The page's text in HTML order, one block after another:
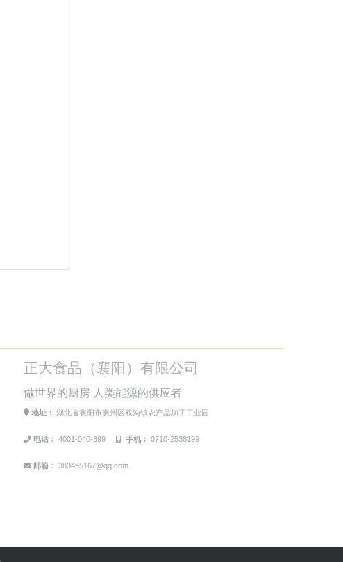
正大食品（襄阳）有限公司
做世界的厨房 人类能源的供应者
地址： 湖北省襄阳市襄州区双沟镇农产品加工工业园
电话： 4001-040-399 手机： 0710-2538199
邮箱： 383495167@qq.com